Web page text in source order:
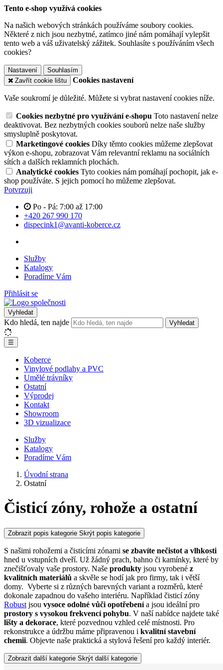
Tento e-shop využívá cookies
Na našich webových stránkách používáme soubory cookies.
Některé z nich jsou nezbytné, zatímco jiné nám pomáhají vylepšit
tento web a váš uživatelský zážitek. Souhlasíte s používáním všech
cookies?
Nastavení
Souhlasím
Zavřít cookie lištu
Cookies nastavení
Vaše soukromí je důležité. Můžete si vybrat nastavení cookies níže.
Cookies nezbytné pro využívání e-shopu Toto nastavení nelze
deaktivovat. Bez nezbytných cookies souborů nelze naše služby
smysluplně poskytovat.
Marketingové cookies Díky těmto cookies můžeme zlepšovat
výkon e-shopu, zobrazovat Vám relevantní reklamu na sociálních
sítích a dalších reklamních plochách.
Analytické cookies Tyto cookies nám pomáhají pochopit, jak e-
shop používáte. S jejich pomocí ho můžeme zlepšovat.
Potvrzuji
Po - Pá: 7:00 až 17:00
+420 267 990 170
dispecink1@avanti-koberce.cz
Služby
Katalogy
Poradíme Vám
Přihlásit se
Vyhledat
Kdo hledá, ten najde Vyhledat
☰
Koberce
Vinylové podlahy a PVC
Umělé trávníky
Ostatní
Výprodej
Kontakt
Showroom
3D vizualizace
Služby
Katalogy
Poradíme Vám
Úvodní strana
Ostatní
Čisticí zóny, rohože a ostatní
Zobrazit popis kategorie Skrýt popis kategorie
S našimi rohožemi a čisticími zónami se zbavíte nečistot a vlhkosti
hned u vstupních dveří. Už žádný prach, bahno či kamínky, které by
znečišťovaly vaše prostory. Naše produkty jsou vyrobené z
kvalitních materiálů a skvěle se hodí jak pro firmy, tak i větší
domy. Vyberte si z různých barevných variant a rozměrů, které
dokonale zapadnou do vašeho interiéru. Například čisticí zóny
Robust jsou vysoce odolné vůči opotřebenía jsou ideální pro
prostory s vysokou frekvencí pohybu. V naší nabídce najdete také
lišty a dekorace, které pozvednou vzhled celé místnosti. Pro
rekonstrukce a údržbu máme připravenou i kvalitní stavební
chemii. Objevte naše praktická a stylová řešení pro každý interiér.
Zobrazit další kategorie Skrýt další kategorie